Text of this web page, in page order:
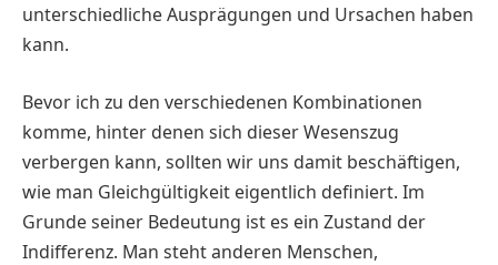
unterschiedliche Ausprägungen und Ursachen haben
kann.
Bevor ich zu den verschiedenen Kombinationen
komme, hinter denen sich dieser Wesenszug
verbergen kann, sollten wir uns damit beschäftigen,
wie man Gleichgültigkeit eigentlich definiert. Im
Grunde seiner Bedeutung ist es ein Zustand der
Indifferenz. Man steht anderen Menschen,